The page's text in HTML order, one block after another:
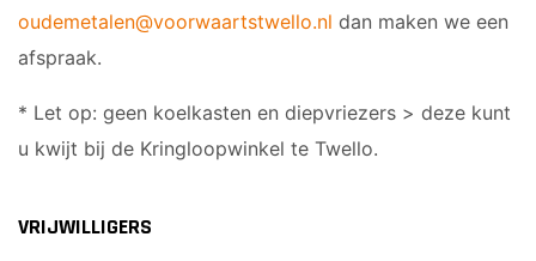
oudemetalen@voorwaartstwello.nl dan maken we een
afspraak.
* Let op: geen koelkasten en diepvriezers > deze kunt
u kwijt bij de Kringloopwinkel te Twello.
VRIJWILLIGERS